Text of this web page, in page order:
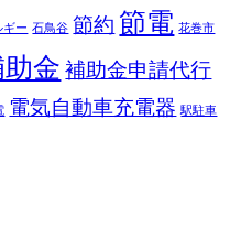
ー 石鳥谷 節約 節電 花巻市
金 補助金申請代行
電気自動車充電器 駅駐車